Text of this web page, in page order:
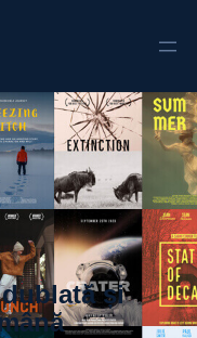
și